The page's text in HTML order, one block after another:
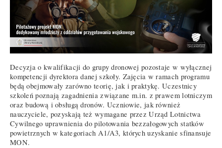
Decyzja o kwalifikacji do grupy dronowej pozostaje w wyłącznej
kompetencji dyrektora danej szkoły. Zajęcia w ramach programu
będą obejmowały zarówno teorię, jak i praktykę. Uczestnicy
szkoleń poznają zagadnienia związane m.in. z prawem lotniczym
oraz budową i obsługą dronów. Uczniowie, jak również
nauczyciele, pozyskają też wymagane przez Urząd Lotnictwa
Cywilnego uprawnienia do pilotowania bezzałogowych statków
powietrznych w kategoriach A1/A3, których uzyskanie sfinansuje
MON.